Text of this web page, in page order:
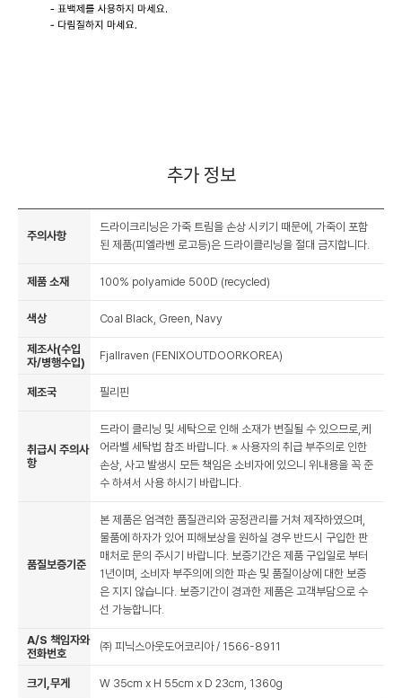
추가 정보
주의사항
드라이크리닝은 가죽 트림을 손상 시키기 때문에, 가죽이 포함
된 제품(피엘라벤 로고등)은 드라이클리닝을 절대 금지합니다.
제품 소재 100% polyamide 500D (recycled)
색상 Coal Black, Green, Navy
제조사(수입
자/병행수입)
Fjallraven (FENIXOUTDOORKOREA)
제조국 필리핀
취급시 주의사
항
드라이 클리닝 및 세탁으로 인해 소재가 변질될 수 있으므로,케
어라벨 세탁법 참조 바랍니다. ※ 사용자의 취급 부주의로 인한
손상, 사고 발생시 모든 책임은 소비자에 있으니 위내용을 꼭 준
수 하셔서 사용 하시기 바랍니다.
품질보증기준
본 제품은 엄격한 품질관리와 공정관리를 거쳐 제작하였으며,
물품에 하자가 있어 피해보상을 원하실 경우 반드시 구입한 판
매처로 문의 주시기 바랍니다. 보증기간은 제품 구입일로 부터
1년이며, 소비자 부주의에 의한 파손 및 품질이상에 대한 보증
은 지지 않습니다. 보증기간이 경과한 제품은 고객부담으로 수
선 가능합니다.
A/S 책임자와
전화번호
㈜ 피닉스아웃도어코리아 / 1566-8911
크기,무게 W 35cm x H 55cm x D 23cm, 1360g